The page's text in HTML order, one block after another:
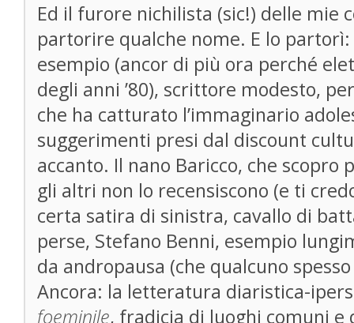
Ed il furore nichilista (sic!) delle mie
partorire qualche nome. E lo
esempio (ancor di più ora perché
degli anni ’80), scrittore modesto,
che ha catturato l’immaginario
suggerimenti presi dal discount
accanto. Il nano Baricco, che scopro
gli altri non lo recensiscono (e ti
certa satira di sinistra, cavallo di
perse, Stefano Benni, esempio
da andropausa (che qualcuno
Ancora: la letteratura diaristica-
foeminile, fradicia di luoghi comuni e